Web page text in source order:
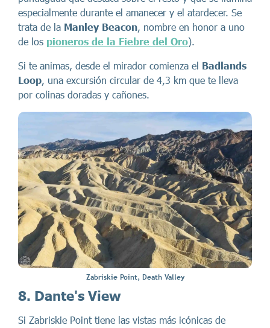
especialmente durante el amanecer y el atardecer. Se
trata de la Manley Beacon, nombre en honor a uno
de los pioneros de la Fiebre del Oro).
Si te animas, desde el mirador comienza el Badlands
Loop, una excursión circular de 4,3 km que te lleva
por colinas doradas y cañones.
Zabriskie Point, Death Valley
8. Dante's View
Si Zabriskie Point tiene las vistas más icónicas de